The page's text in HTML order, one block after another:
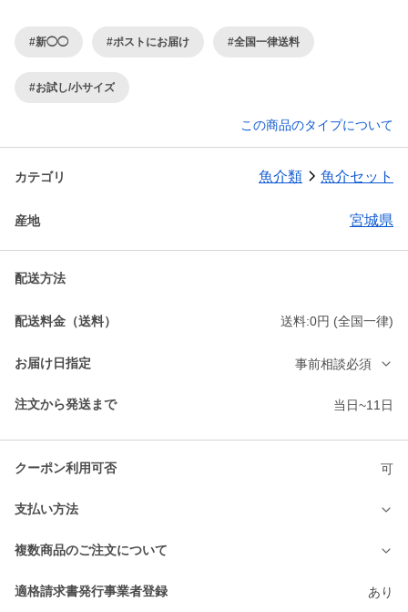
#新◯◯ #ポストにお届け #全国一律送料
#お試し/小サイズ
この商品のタイプについて
カテゴリ 魚介類 魚介セット
産地 宮城県
配送方法
配送料金（送料） 送料:0円 (全国一律)
お届け日指定 事前相談必須
注文から発送まで 当日~11日
クーポン利用可否 可
支払い方法
複数商品のご注文について
適格請求書発行事業者登録 あり